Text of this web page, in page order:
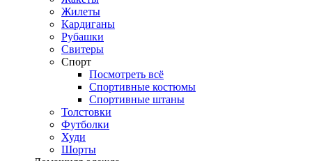
Жилеты
Кардиганы
Рубашки
Свитеры
Спорт
Посмотреть всё
Спортивные костюмы
Спортивные штаны
Толстовки
Футболки
Худи
Шорты